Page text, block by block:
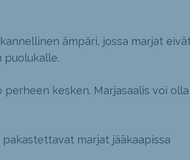
ämpäri, jossa marjat
puolukalle.
kesken. Marjasaalis voi olla
marjat jääkaapissa